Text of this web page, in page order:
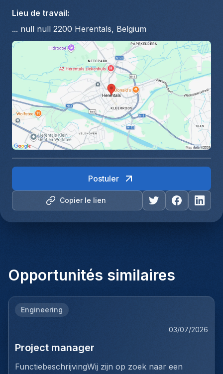
Lieu de travail:
... null null 2200 Herentals, Belgium
Copier le lien
Postuler
Opportunités similaires
Engineering
03/07/2026
Project manager
FunctiebeschrijvingWij zijn op zoek naar een